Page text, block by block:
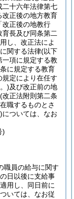
二十六年法律第七
改正後の地方教育
改正後の地教行
長及び同条第二
し、改正法によ
関する法律(以下
一項に規定する教
に規定する教育
定により在任す
)及び改正前の地
(改正法附則第二条
職するものとさ
については、なお
)
職員の給与に関す
日以後に支給事
用し、同日前に
いては、なお従